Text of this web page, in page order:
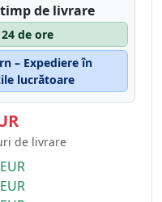
de livrare
de ore
– Expediere în
lucrătoare
de livrare